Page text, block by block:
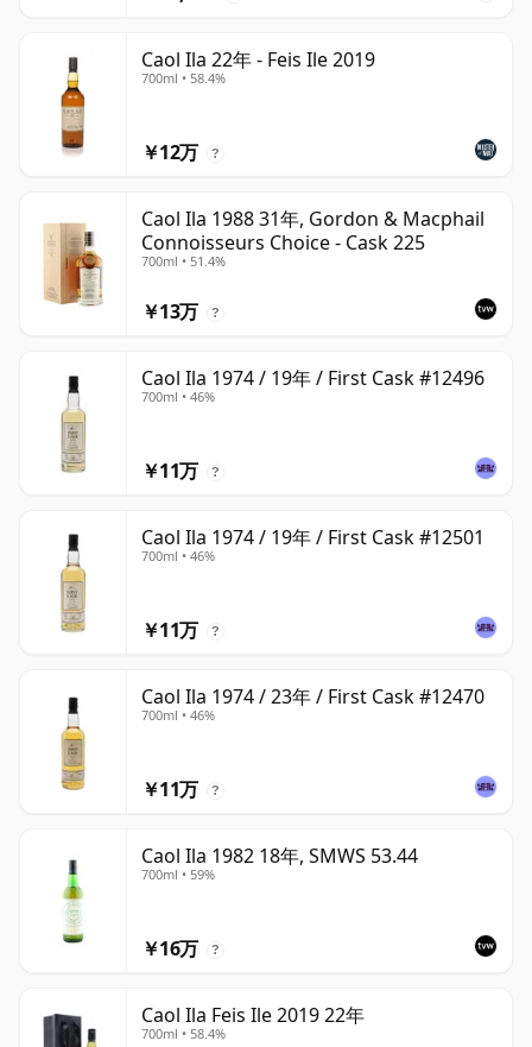
Caol Ila 22年 - Feis Ile 2019
700ml • 58.4%
￥12万 ?
Caol Ila 1988 31年, Gordon & Macphail
Connoisseurs Choice - Cask 225
700ml • 51.4%
￥13万 ?
Caol Ila 1974 / 19年 / First Cask #12496
700ml • 46%
￥11万 ?
Caol Ila 1974 / 19年 / First Cask #12501
700ml • 46%
￥11万 ?
Caol Ila 1974 / 23年 / First Cask #12470
700ml • 46%
￥11万 ?
Caol Ila 1982 18年, SMWS 53.44
700ml • 59%
￥16万 ?
Caol Ila Feis Ile 2019 22年
700ml • 58.4%